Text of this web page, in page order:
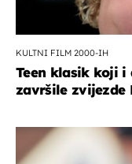
KULTNI FILM 2000-IH
Teen klasik koji i
završile zvijezde